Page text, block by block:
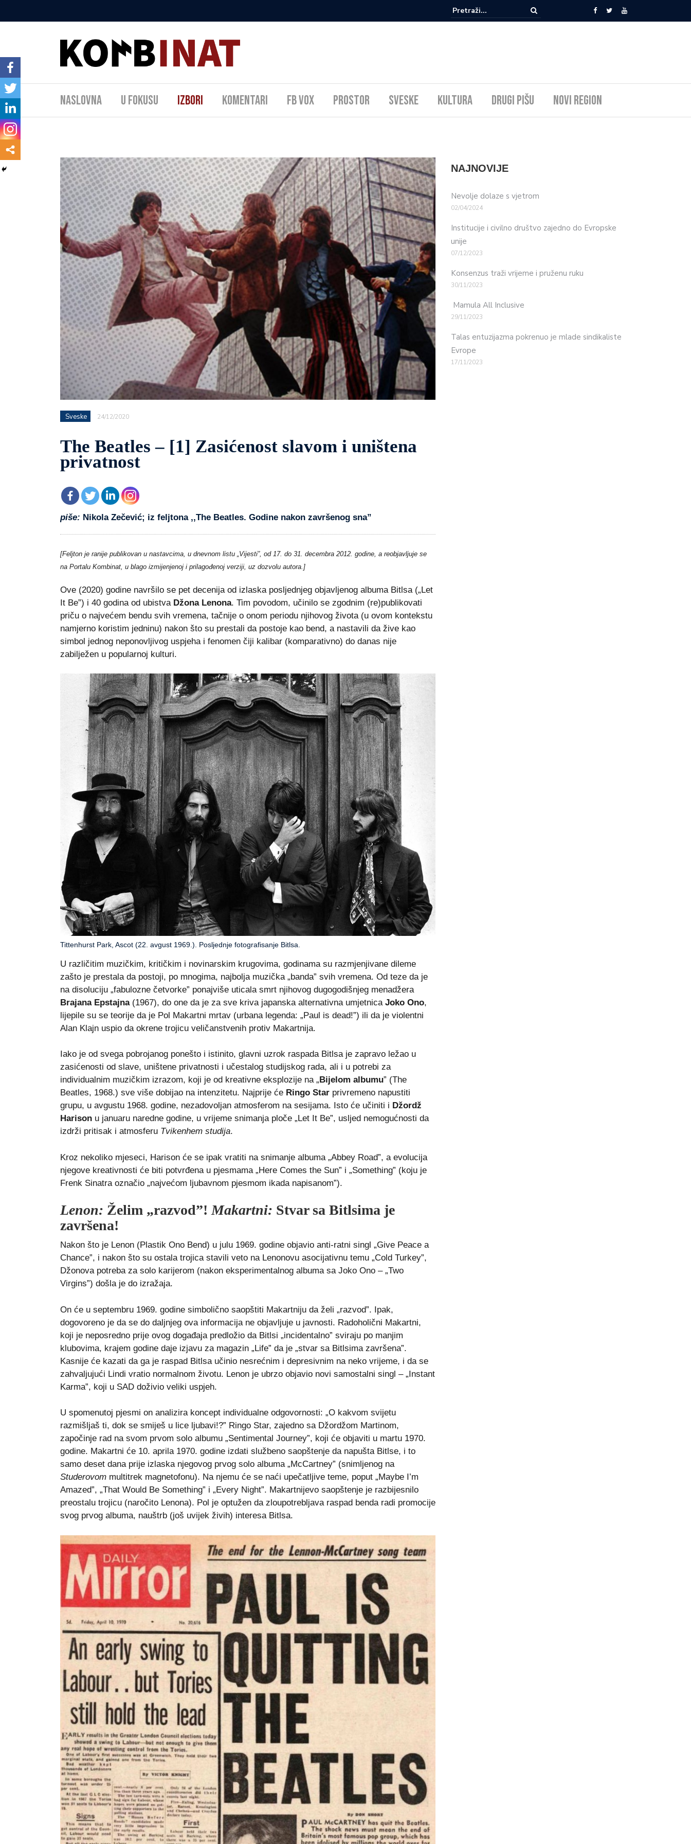
Naslovna U fokusu Izbori Komentari FB Vox Prostor Sveske Kultura Drugi pišu Novi Region
Sveske 24/12/2020
The Beatles – [1] Zasićenost slavom i uništena
privatnost
piše: Nikola Zečević; iz feljtona ,,The Beatles. Godine nakon završenog sna”
[Feljton je ranije publikovan u nastavcima, u dnevnom listu „Vijesti”, od 17. do 31. decembra 2012. godine, a reobjavljuje se
na Portalu Kombinat, u blago izmijenjenoj i prilagođenoj verziji, uz dozvolu autora.]
Ove (2020) godine navršilo se pet decenija od izlaska posljednjeg objavljenog albuma Bitlsa („Let
It Be”) i 40 godina od ubistva Džona Lenona. Tim povodom, učinilo se zgodnim (re)publikovati
priču o najvećem bendu svih vremena, tačnije o onom periodu njihovog života (u ovom kontekstu
namjerno koristim jedninu) nakon što su prestali da postoje kao bend, a nastavili da žive kao
simbol jednog neponovljivog uspjeha i fenomen čiji kalibar (komparativno) do danas nije
zabilježen u popularnoj kulturi.
Tittenhurst Park, Ascot (22. avgust 1969.). Posljednje fotografisanje Bitlsa.
U različitim muzičkim, kritičkim i novinarskim krugovima, godinama su razmjenjivane dileme
zašto je prestala da postoji, po mnogima, najbolja muzička „banda” svih vremena. Od teze da je
na disoluciju „fabulozne četvorke” ponajviše uticala smrt njihovog dugogodišnjeg menadžera
Brajana Epstajna (1967), do one da je za sve kriva japanska alternativna umjetnica Joko Ono,
lijepile su se teorije da je Pol Makartni mrtav (urbana legenda: „Paul is dead!”) ili da je violentni
Alan Klajn uspio da okrene trojicu veličanstvenih protiv Makartnija.
Iako je od svega pobrojanog ponešto i istinito, glavni uzrok raspada Bitlsa je zapravo ležao u
zasićenosti od slave, uništene privatnosti i učestalog studijskog rada, ali i u potrebi za
individualnim muzičkim izrazom, koji je od kreativne eksplozije na „ Bijelom albumu” (The
Beatles, 1968.) sve više dobijao na intenzitetu. Najprije će Ringo Star privremeno napustiti
grupu, u avgustu 1968. godine, nezadovoljan atmosferom na sesijama. Isto će učiniti i Džordž
Harison u januaru naredne godine, u vrijeme snimanja ploče „Let It Be”, usljed nemogućnosti da
izdrži pritisak i atmosferu Tvikenhem studija.
Kroz nekoliko mjeseci, Harison će se ipak vratiti na snimanje albuma „Abbey Road”, a evolucija
njegove kreativnosti će biti potvrđena u pjesmama „Here Comes the Sun” i „Something” (koju je
Frenk Sinatra označio „najvećom ljubavnom pjesmom ikada napisanom”).
Lenon: Želim „razvod”! Makartni: Stvar sa Bitlsima je
završena!
Nakon što je Lenon (Plastik Ono Bend) u julu 1969. godine objavio anti-ratni singl „Give Peace a
Chance”, i nakon što su ostala trojica stavili veto na Lenonovu asocijativnu temu „Cold Turkey”,
Džonova potreba za solo karijerom (nakon eksperimentalnog albuma sa Joko Ono – „Two
Virgins”) došla je do izražaja.
On će u septembru 1969. godine simbolično saopštiti Makartniju da želi „razvod”. Ipak,
dogovoreno je da se do daljnjeg ova informacija ne objavljuje u javnosti. Radoholični Makartni,
koji je neposredno prije ovog događaja predložio da Bitlsi „incidentalno” sviraju po manjim
klubovima, krajem godine daje izjavu za magazin „Life” da je „stvar sa Bitlsima završena”.
Kasnije će kazati da ga je raspad Bitlsa učinio nesrećnim i depresivnim na neko vrijeme, i da se
zahvaljujući Lindi vratio normalnom životu. Lenon je ubrzo objavio novi samostalni singl – „Instant
Karma”, koji u SAD doživio veliki uspjeh.
U spomenutoj pjesmi on analizira koncept individualne odgovornosti: „O kakvom svijetu
razmišljaš ti, dok se smiješ u lice ljubavi!?” Ringo Star, zajedno sa Džordžom Martinom,
započinje rad na svom prvom solo albumu „Sentimental Journey”, koji će objaviti u martu 1970.
godine. Makartni će 10. aprila 1970. godine izdati službeno saopštenje da napušta Bitlse, i to
samo deset dana prije izlaska njegovog prvog solo albuma „McCartney” (snimljenog na
Studerovom multitrek magnetofonu). Na njemu će se naći upečatljive teme, poput „Maybe I’m
Amazed”, „That Would Be Something” i „Every Night”. Makartnijevo saopštenje je razbijesnilo
preostalu trojicu (naročito Lenona). Pol je optužen da zloupotrebljava raspad benda radi promocije
svog prvog albuma, nauštrb (još uvijek živih) interesa Bitlsa.
NAJNOVIJE
Nevolje dolaze s vjetrom
02/04/2024
Institucije i civilno društvo zajedno do Evropske
unije
07/12/2023
Konsenzus traži vrijeme i pruženu ruku
30/11/2023
Mamula All Inclusive
29/11/2023
Talas entuzijazma pokrenuo je mlade sindikaliste
Evrope
17/11/2023